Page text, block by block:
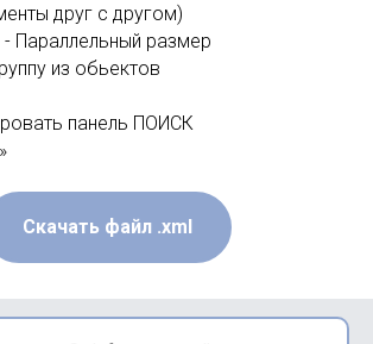
друг с другом)
- Параллельный размер
из обьектов
панель ПОИСК
Скачать файл .xml